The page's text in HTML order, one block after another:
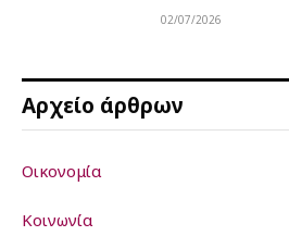
02/07/2026
Αρχείο άρθρων
Οικονομία
Κοινωνία